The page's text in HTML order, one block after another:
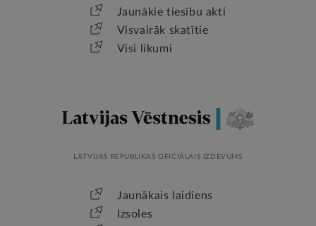
Jaunākie tiesību akti
Visvairāk skatītie
Visi likumi
LATVIJAS REPUBLIKAS OFICIĀLAIS IZDEVUMS
Jaunākais laidiens
Izsoles